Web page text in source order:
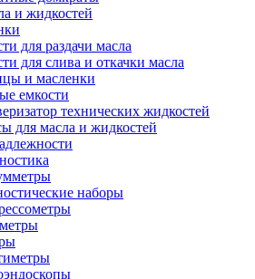
и жидкостей
для раздачи масла
для слива и откачки масла
и масленки
емкости
технических жидкостей
для масла и жидкостей
наборы